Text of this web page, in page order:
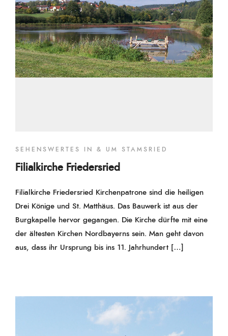
SEHENSWERTES IN & UM STAMSRIED
Filialkirche Friedersried
Filialkirche Friedersried Kirchenpatrone sind die heiligen
Drei Könige und St. Matthäus. Das Bauwerk ist aus der
Burgkapelle hervor gegangen. Die Kirche dürfte mit eine
der ältesten Kirchen Nordbayerns sein. Man geht davon
aus, dass ihr Ursprung bis ins 11. Jahrhundert […]